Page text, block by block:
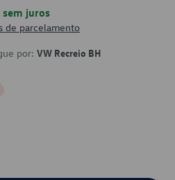
sem juros
de parcelamento
por: VW Recreio BH